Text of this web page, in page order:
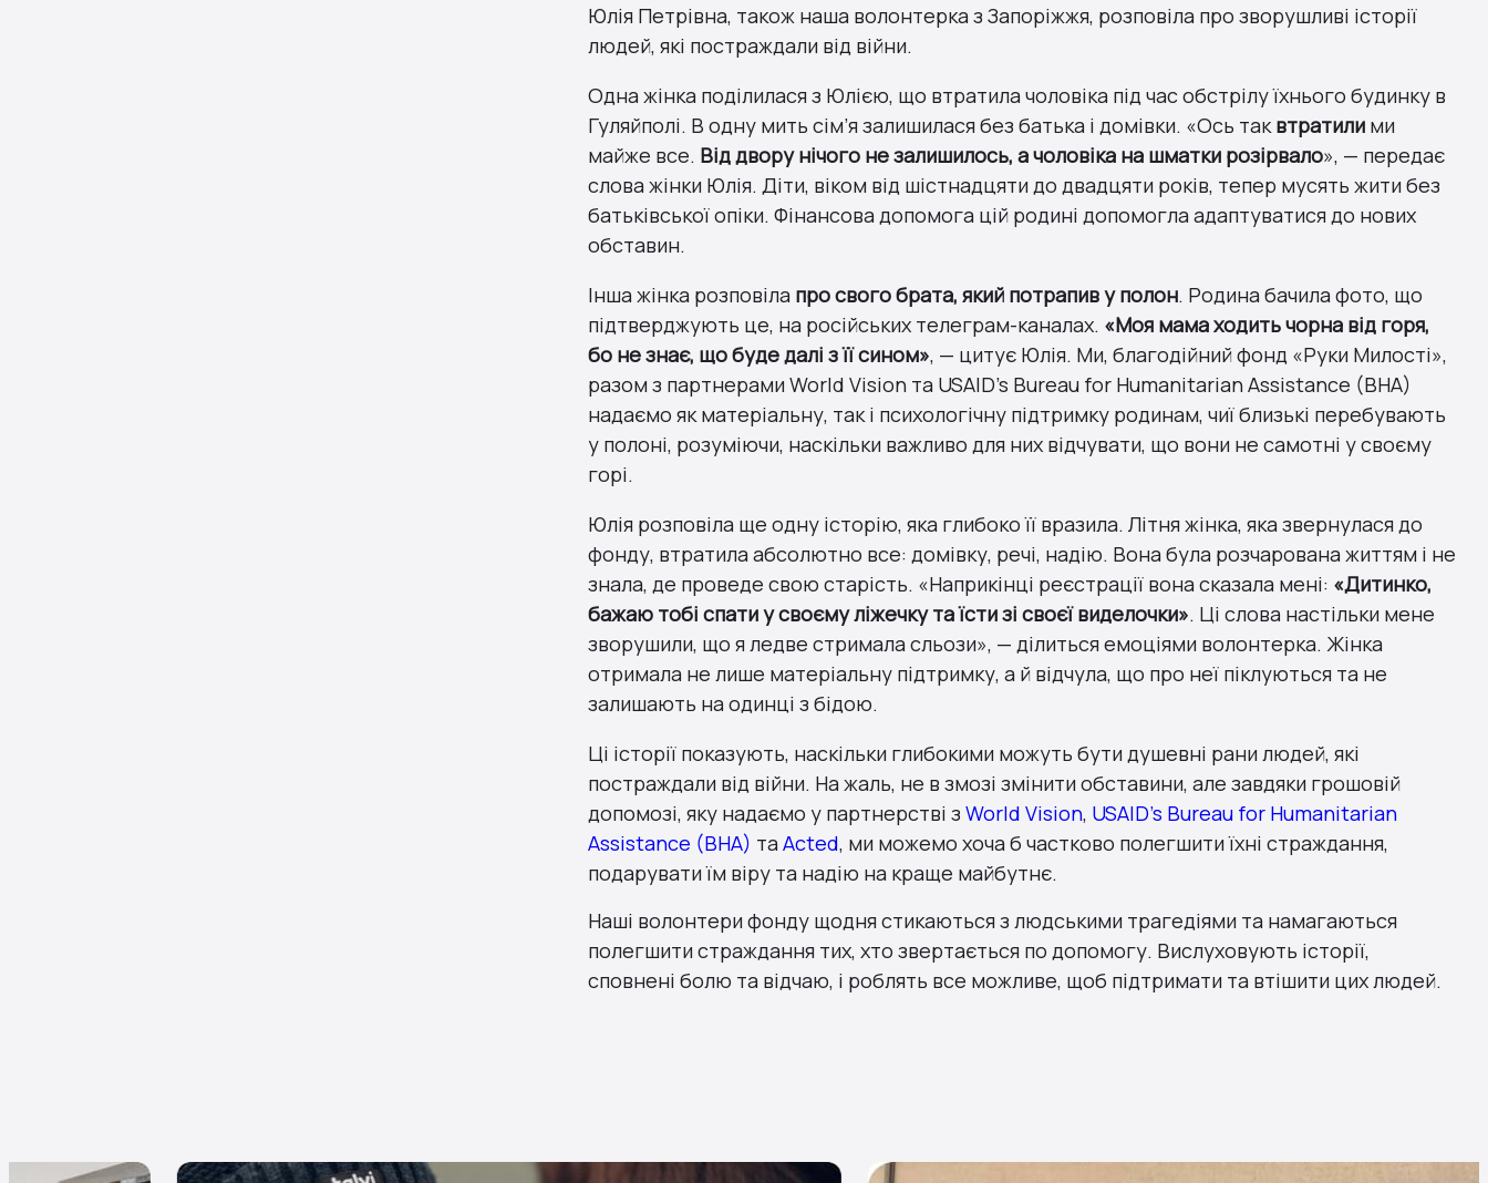
Юлія Петрівна, також наша волонтерка з Запоріжжя, розповіла про зворушливі історії
людей, які постраждали від війни.
Одна жінка поділилася з Юлією, що втратила чоловіка під час обстрілу їхнього будинку в
Гуляйполі. В одну мить сім’я залишилася без батька і домівки. «Ось так втратили ми
майже все. Від двору нічого не залишилось, а чоловіка на шматки розірвало», — передає
слова жінки Юлія. Діти, віком від шістнадцяти до двадцяти років, тепер мусять жити без
батьківської опіки. Фінансова допомога цій родині допомогла адаптуватися до нових
обставин.
Інша жінка розповіла про свого брата, який потрапив у полон. Родина бачила фото, що
підтверджують це, на російських телеграм-каналах. «Моя мама ходить чорна від горя,
бо не знає, що буде далі з її сином», — цитує Юлія. Ми, благодійний фонд «Руки Милості»,
разом з партнерами World Vision та USAID’s Bureau for Humanitarian Assistance (BHA)
надаємо як матеріальну, так і психологічну підтримку родинам, чиї близькі перебувають
у полоні, розуміючи, наскільки важливо для них відчувати, що вони не самотні у своєму
горі.
Юлія розповіла ще одну історію, яка глибоко її вразила. Літня жінка, яка звернулася до
фонду, втратила абсолютно все: домівку, речі, надію. Вона була розчарована життям і не
знала, де проведе свою старість. «Наприкінці реєстрації вона сказала мені: «Дитинко,
бажаю тобі спати у своєму ліжечку та їсти зі своєї виделочки». Ці слова настільки мене
зворушили, що я ледве стримала сльози», — ділиться емоціями волонтерка. Жінка
отримала не лише матеріальну підтримку, а й відчула, що про неї піклуються та не
залишають на одинці з бідою.
Ці історії показують, наскільки глибокими можуть бути душевні рани людей, які
постраждали від війни. На жаль, не в змозі змінити обставини, але завдяки грошовій
допомозі, яку надаємо у партнерстві з World Vision, USAID’s Bureau for Humanitarian
Assistance (BHA) таActed, ми можемо хоча б частково полегшити їхні страждання,
подарувати їм віру та надію на краще майбутнє.
Наші волонтери фонду щодня стикаються з людськими трагедіями та намагаються
полегшити страждання тих, хто звертається по допомогу. Вислуховують історії,
сповнені болю та відчаю, і роблять все можливе, щоб підтримати та втішити цих людей.